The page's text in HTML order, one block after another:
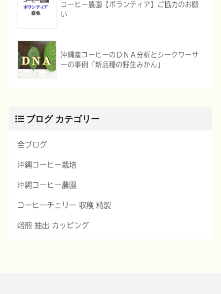
コーヒー農園【ボランティア】ご協力のお願
い
沖縄産コーヒーのＤＮＡ分析とシークワーサ
ーの事例「新品種の野生みかん」
ブログ カテゴリー
全ブログ
沖縄コーヒー栽培
沖縄コーヒー農園
コーヒーチェリー 収穫 精製
焙煎 抽出 カッピング